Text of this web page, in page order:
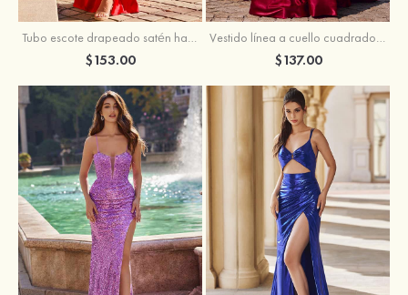
Tubo escote drapeado satén hasta el suelo vestido de graduación
$153.00
Vestido línea a cuello cuadrado tela charmeuse barrer tren vestido de graduación
$137.00